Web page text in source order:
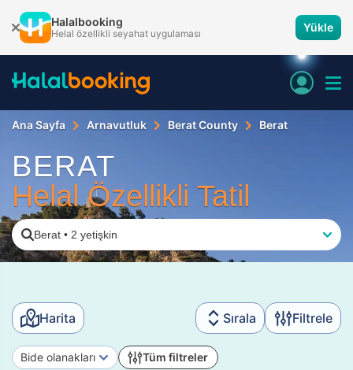
Halalbooking
Helal özellikli seyahat uygulaması Yükle
Ana Sayfa Arnavutluk Berat County Berat
BERAT
Helal Özellikli Tatil
Berat • 2 yetişkin
Harita Sırala Filtrele
Bide olanakları Tüm filtreler